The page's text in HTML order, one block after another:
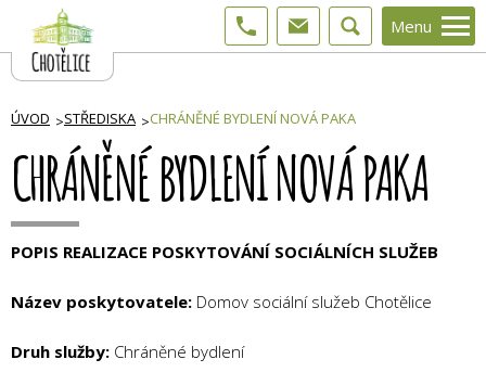
Menu
ÚVOD STŘEDISKA CHRÁNĚNÉ BYDLENÍ NOVÁ PAKA
CHRÁNĚNÉ BYDLENÍ NOVÁ PAKA
POPIS REALIZACE POSKYTOVÁNÍ SOCIÁLNÍCH SLUŽEB
Název poskytovatele: Domov sociální služeb Chotělice
Druh služby: Chráněné bydlení